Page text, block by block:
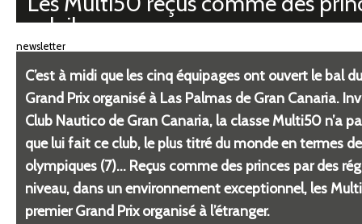
soleil
newsletter
C’est à midi que les cinqéquipages ont ouvert le bal
Grand Prix organisé à Las Palmas de Gran Canaria.
Club Nautico de Gran Canaria, la classe Multi50 n’a
que lui fait ce club, le plus titrédu monde en termes
olympiques (7)… Reçus comme des princes par des ré
niveau, dans un environnement exceptionnel, les
premier Grand Prix organisé à l’étranger.